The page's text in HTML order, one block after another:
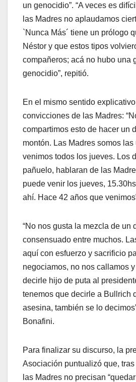
un genocidio”. “A veces es
las Madres no aplaudamos
`Nunca Más´ tiene un prólogo
Néstor y que estos tipos
compañeros; acá no hubo una
genocidio”, repitió.
En el mismo sentido
convicciones de las Madres:
compartimos esto de hacer un
montón. Las Madres somos
venimos todos los jueves. Los
pañuelo, hablaran de las
puede venir los jueves,
ahí. Hace 42 años que
“No nos gusta la mezcla de un
consensuado entre muchos.
aquí con esfuerzo y sacrificio
negociamos, no nos callamos
decirle hijo de puta al
tenemos que decirle a Bullrich
asesina, también se lo
Bonafini.
Para finalizar su discurso, la
Asociación puntualizó que,
las Madres no precisan